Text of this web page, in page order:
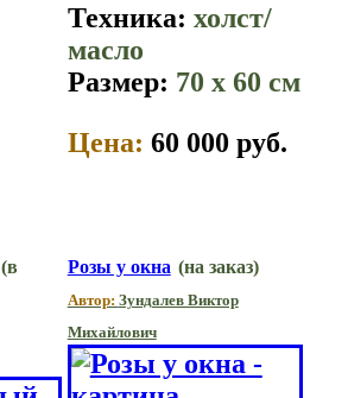
Техника: холст/
масло
Размер: 70 x 60 см
Цена: 60 000 руб.
(в
Розы у окна (на заказ)
Автор: Зундалев Виктор
Михайлович